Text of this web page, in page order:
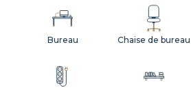
Bureau Chaise de bureau